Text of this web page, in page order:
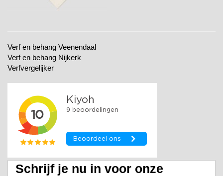
Verf en behang Veenendaal
Verf en behang Nijkerk
Verfvergelijker
Schrijf je nu in voor onze